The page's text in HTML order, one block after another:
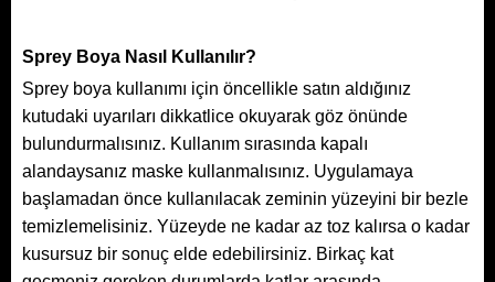
Sprey Boya Nasıl Kullanılır?
Sprey boya kullanımı için öncellikle satın aldığınız
kutudaki uyarıları dikkatlice okuyarak göz önünde
bulundurmalısınız. Kullanım sırasında kapalı
alandaysanız maske kullanmalısınız. Uygulamaya
başlamadan önce kullanılacak zeminin yüzeyini bir bezle
temizlemelisiniz. Yüzeyde ne kadar az toz kalırsa o kadar
kusursuz bir sonuç elde edebilirsiniz. Birkaç kat